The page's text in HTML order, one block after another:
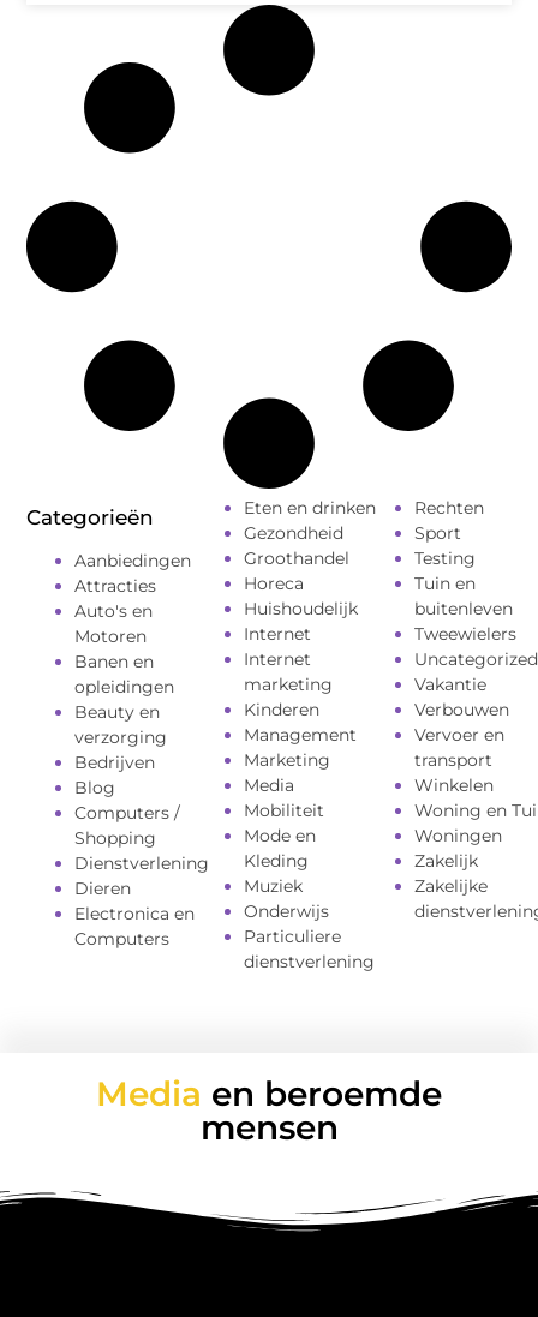
Categorieën
Aanbiedingen
Attracties
Auto's en
Motoren
Banen en
opleidingen
Beauty en
verzorging
Bedrijven
Blog
Computers /
Shopping
Dienstverlening
Dieren
Electronica en
Computers
Eten en drinken
Gezondheid
Groothandel
Horeca
Huishoudelijk
Internet
Internet
marketing
Kinderen
Management
Marketing
Media
Mobiliteit
Mode en
Kleding
Muziek
Onderwijs
Particuliere
dienstverlening
Rechten
Sport
Testing
Tuin en
buitenleven
Tweewielers
Uncategorized
Vakantie
Verbouwen
Vervoer en
transport
Winkelen
Woning en
Woningen
Zakelijk
Zakelijke
Media en beroemde
mensen